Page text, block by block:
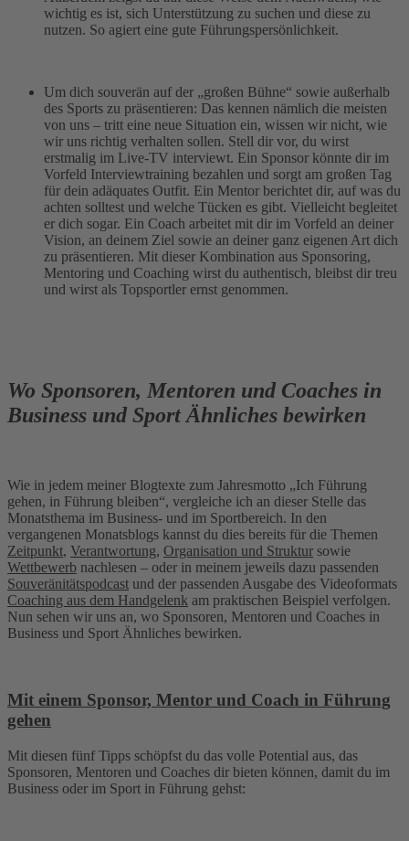
wichtig es ist, sich Unterstützung zu suchen und diese zu
nutzen. So agiert eine gute Führungspersönlichkeit.
Um dich souverän auf der „großen Bühne“ sowie außerhalb
des Sports zu präsentieren: Das kennen nämlich die meisten
von uns – tritt eine neue Situation ein, wissen wir nicht, wie
wir uns richtig verhalten sollen. Stell dir vor, du wirst
erstmalig im Live-TV interviewt. Ein Sponsor könnte dir im
Vorfeld Interviewtraining bezahlen und sorgt am großen Tag
für dein adäquates Outfit. Ein Mentor berichtet dir, auf was du
achten solltest und welche Tücken es gibt. Vielleicht begleitet
er dich sogar. Ein Coach arbeitet mit dir im Vorfeld an deiner
Vision, an deinem Ziel sowie an deiner ganz eigenen Art dich
zu präsentieren. Mit dieser Kombination aus Sponsoring,
Mentoring und Coaching wirst du authentisch, bleibst dir treu
und wirst als Topsportler ernst genommen.
Wo Sponsoren, Mentoren und Coaches in
Business und Sport Ähnliches bewirken
Wie in jedem meiner Blogtexte zum Jahresmotto „Ich Führung
gehen, in Führung bleiben“, vergleiche ich an dieser Stelle das
Monatsthema im Business- und im Sportbereich. In den
vergangenen Monatsblogs kannst du dies bereits für die Themen
Zeitpunkt, Verantwortung, Organisation und Struktur sowie
Wettbewerb nachlesen – oder in meinem jeweils dazu passenden
Souveränitätspodcast und der passenden Ausgabe des Videoformats
Coaching aus dem Handgelenk am praktischen Beispiel verfolgen.
Nun sehen wir uns an, wo Sponsoren, Mentoren und Coaches in
Business und Sport Ähnliches bewirken.
Mit einem Sponsor, Mentor und Coach in Führung
gehen
Mit diesen fünf Tipps schöpfst du das volle Potential aus, das
Sponsoren, Mentoren und Coaches dir bieten können, damit du im
Business oder im Sport in Führung gehst: